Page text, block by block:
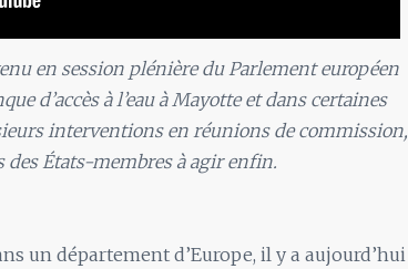
en session plénière du Parlement européen
d’accès à l’eau à Mayotte et dans certaines
interventions en réunions de commission,
États-membres à agir enfin.
un département d’Europe, il y a aujourd’hui